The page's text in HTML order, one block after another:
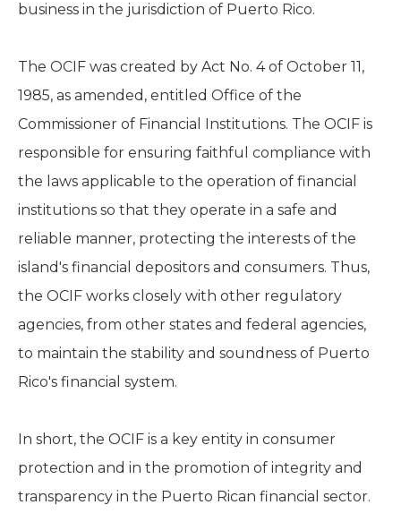
business in the jurisdiction of Puerto Rico.
The OCIF was created by Act No. 4 of October 11,
1985, as amended, entitled Office of the
Commissioner of Financial Institutions. The OCIF is
responsible for ensuring faithful compliance with
the laws applicable to the operation of financial
institutions so that they operate in a safe and
reliable manner, protecting the interests of the
island's financial depositors and consumers. Thus,
the OCIF works closely with other regulatory
agencies, from other states and federal agencies,
to maintain the stability and soundness of Puerto
Rico's financial system.
In short, the OCIF is a key entity in consumer
protection and in the promotion of integrity and
transparency in the Puerto Rican financial sector.